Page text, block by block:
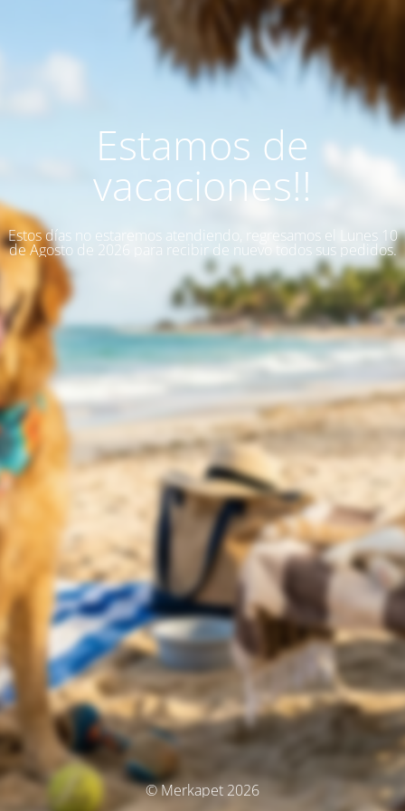
Estamos de
vacaciones!!
Estos días no estaremos atendiendo, regresamos el Lunes 10
de Agosto de 2026 para recibir de nuevo todos sus pedidos.
© Merkapet 2026